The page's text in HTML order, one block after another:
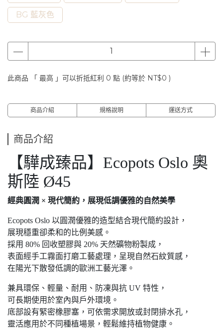
BG 藍灰色
此商品 「 最高 」可以折抵紅利 0 點 (約等於 NT$0 )
商品介紹 規格說明 運送方式
商品介紹
【驊成臻品】Ecopots Oslo 奧
斯陸 Ø45
經典圓潤 × 現代簡約，展現低調優雅的自然美學
Ecopots Oslo 以圓潤優雅的造型結合現代簡約設計，
展現穩重卻柔和的比例美感。
採用 80% 回收塑膠與 20% 天然礦物粉製成，
表面經手工霧面打磨工藝處理，呈現自然石紋質感，
在陽光下散發低調的歐洲工藝光澤。
兼具環保、輕量、耐用、防凍與抗 UV 特性，
可長期使用於室內與戶外環境。
底部設有緊密橡膠塞，可依需求開放或封閉排水孔，
靈活應用於不同種植場景，輕鬆維持植物健康。